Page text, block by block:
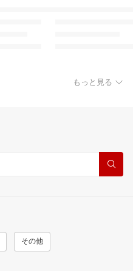
もっと見る
その他